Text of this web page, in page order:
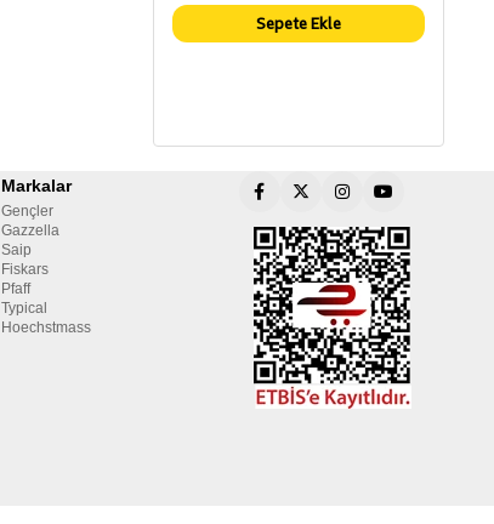
Sepete Ekle
Markalar
Gençler
Gazzella
Saip
Fiskars
Pfaff
Typical
Hoechstmass